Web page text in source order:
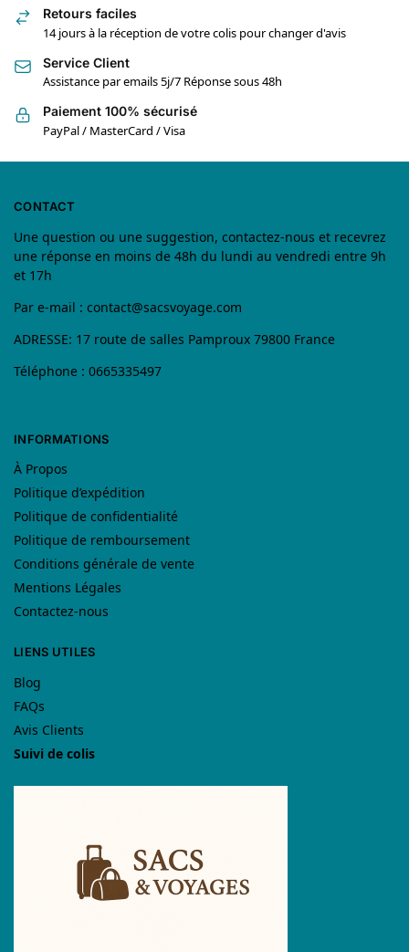
Retours faciles
14 jours à la réception de votre colis pour changer d'avis
Service Client
Assistance par emails 5j/7 Réponse sous 48h
Paiement 100% sécurisé
PayPal / MasterCard / Visa
CONTACT
Une question ou une suggestion, contactez-nous et recevrez
une réponse en moins de 48h du lundi au vendredi entre 9h
et 17h
Par e-mail : contact@sacsvoyage.com
ADRESSE: 17 route de salles Pamproux 79800 France
Téléphone : 0665335497
INFORMATIONS
À Propos
Politique d’expédition
Politique de confidentialité
Politique de remboursement
Conditions générale de vente
Mentions Légales
Contactez-nous
LIENS UTILES
Blog
FAQs
Avis Clients
Suivi de colis